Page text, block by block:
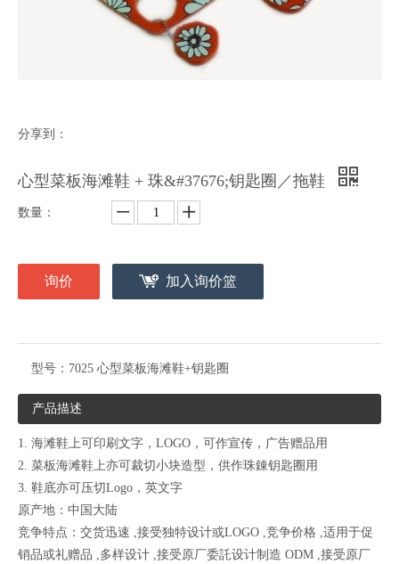
分享到：
心型菜板海滩鞋 + 珠&#37676;钥匙圈／拖鞋
数量：
询价 加入询价篮
型号： 7025 心型菜板海滩鞋+钥匙圈
产品描述
1. 海滩鞋上可印刷文字，LOGO，可作宣传，广告赠品用
2. 菜板海滩鞋上亦可裁切小块造型，供作珠錬钥匙圈用
3. 鞋底亦可压切Logo，英文字
原产地：中国大陆
竞争特点：交货迅速 ,接受独特设计或LOGO ,竞争价格 ,适用于促
销品或礼赠品 ,多样设计 ,接受原厂委託设计制造 ODM ,接受原厂